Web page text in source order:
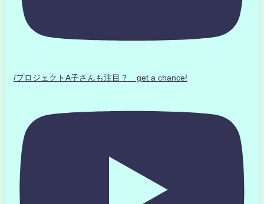
/プロジェクトA子さんも注目？ get a chance!